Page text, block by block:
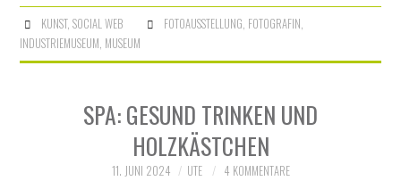
KUNST, SOCIAL WEB FOTOAUSSTELLUNG, FOTOGRAFIN,
INDUSTRIEMUSEUM, MUSEUM
SPA: GESUND TRINKEN UND
HOLZKÄSTCHEN
11. JUNI 2024 UTE 4 KOMMENTARE